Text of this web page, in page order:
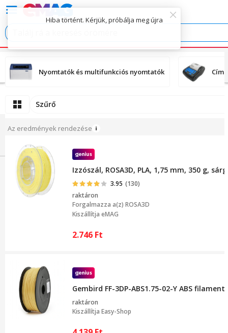
Hiba történt. Kérjük, próbálja meg újra
Nyomtatók és multifunkciós nyomtatók
Szűrő
Az eredmények rendezése
Izzószál, ROSA3D, PLA, 1,75 mm, 350 g,
3.95 (130)
raktáron
Forgalmazza a(z) ROSA3D
Kiszállítja eMAG
2.746 Ft
Gembird FF-3DP-ABS1.75-02-Y ABS
raktáron
Kiszállítja Easy-Shop